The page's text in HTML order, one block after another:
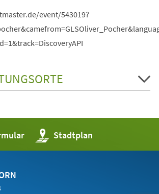
event/543019?
Stadtplan
(Öffnet
in
einem